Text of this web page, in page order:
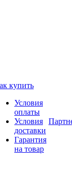
купить
Условия
оплаты
Условия
доставки
Гарантия
на товар